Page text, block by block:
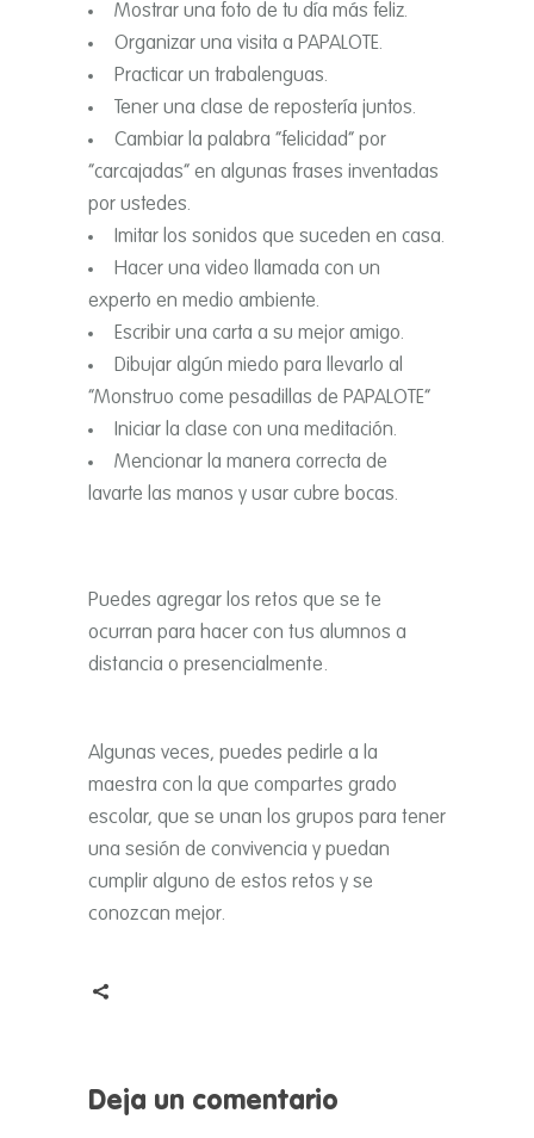
Mostrar una foto de tu dí­a más feliz.
Organizar una visita a PAPALOTE.
Practicar un trabalenguas.
Tener una clase de reposterí­a juntos.
Cambiar la palabra “felicidad” por
“carcajadas” en algunas frases inventadas
por ustedes.
Imitar los sonidos que suceden en casa.
Hacer una video llamada con un
experto en medio ambiente.
Escribir una carta a su mejor amigo.
Dibujar algún miedo para llevarlo al
“Monstruo come pesadillas de PAPALOTE“
Iniciar la clase con una meditación.
Mencionar la manera correcta de
lavarte las manos y usar cubre bocas.
Puedes agregar los retos que se te
ocurran para hacer con tus alumnos a
distancia o presencialmente.
Algunas veces, puedes pedirle a la
maestra con la que compartes grado
escolar, que se unan los grupos para tener
una sesión de convivencia y puedan
cumplir alguno de estos retos y se
conozcan mejor.
Deja un comentario